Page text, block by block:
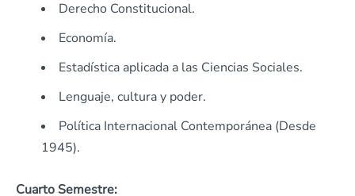
Derecho Constitucional.
Economía.
Estadística aplicada a las Ciencias Sociales.
Lenguaje, cultura y poder.
Política Internacional Contemporánea (Desde
1945).
Cuarto Semestre: